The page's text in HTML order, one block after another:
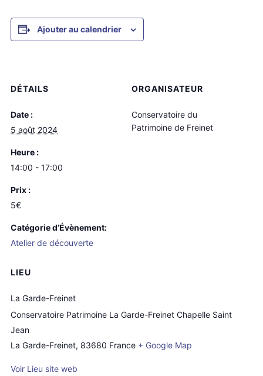
Ajouter au calendrier
DÉTAILS
Date :
5 août 2024
Heure :
14:00 - 17:00
Prix :
5€
Catégorie d’Évènement:
Atelier de découverte
LIEU
La Garde-Freinet
Conservatoire Patrimoine La Garde-Freinet Chapelle Saint
Jean
La Garde-Freinet, 83680 France + Google Map
Voir Lieu site web
ORGANISATEUR
Conservatoire du
Patrimoine de Freinet